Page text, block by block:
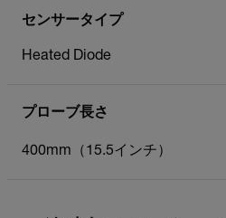
センサータイプ
Heated Diode
プローブ長さ
400mm（15.5インチ）